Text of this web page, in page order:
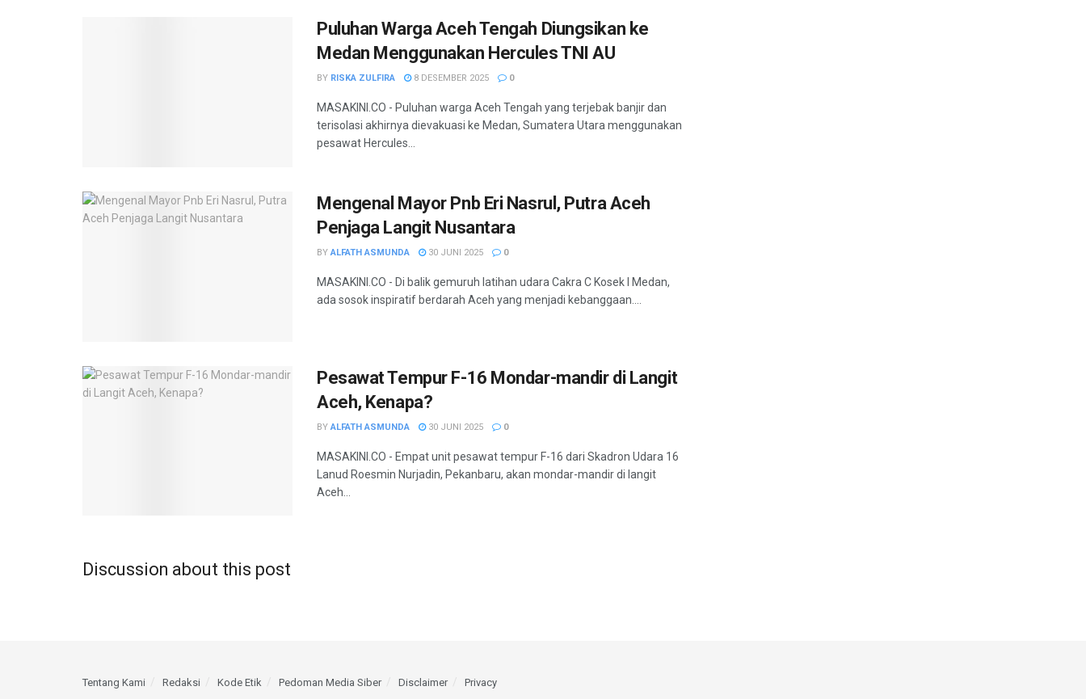
Puluhan Warga Aceh Tengah Diungsikan ke
Medan Menggunakan Hercules TNI AU
BY RISKA ZULFIRA 8 DESEMBER 2025 0
MASAKINI.CO - Puluhan warga Aceh Tengah yang terjebak banjir dan
terisolasi akhirnya dievakuasi ke Medan, Sumatera Utara menggunakan
pesawat Hercules...
Mengenal Mayor Pnb Eri Nasrul, Putra Aceh
Penjaga Langit Nusantara
BY ALFATH ASMUNDA 30 JUNI 2025 0
MASAKINI.CO - Di balik gemuruh latihan udara Cakra C Kosek I Medan,
ada sosok inspiratif berdarah Aceh yang menjadi kebanggaan....
Pesawat Tempur F-16 Mondar-mandir di Langit
Aceh, Kenapa?
BY ALFATH ASMUNDA 30 JUNI 2025 0
MASAKINI.CO - Empat unit pesawat tempur F-16 dari Skadron Udara 16
Lanud Roesmin Nurjadin, Pekanbaru, akan mondar-mandir di langit
Aceh...
Discussion about this post
Tentang Kami Redaksi Kode Etik Pedoman Media Siber Disclaimer Privacy